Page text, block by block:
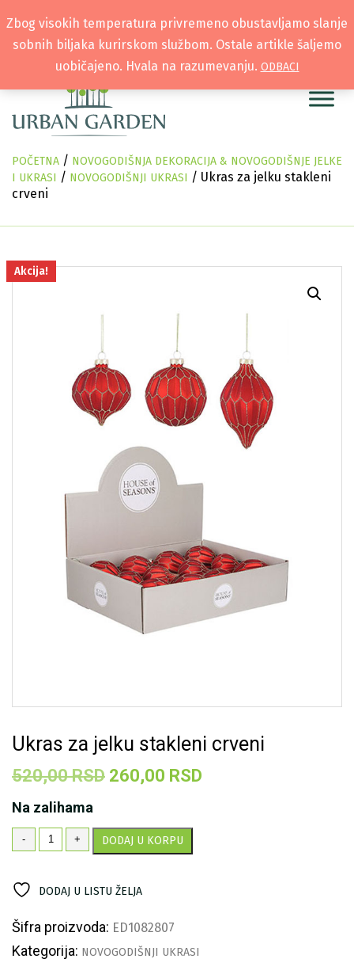
POČETNA / NOVOGODIŠNJA DEKORACIJA & NOVOGODIŠNJE JELKE
I UKRASI / NOVOGODIŠNJI UKRASI / Ukras za jelku stakleni
crveni
Akcija!
Ukras za jelku stakleni crveni
520,00RSD Originalna
bila:
260,00 RSD
Na zalihama
-
Ukras
za
crveni
+ DODAJ U KORPU
DODAJ U LISTU ŽELJA
Šifra proizvoda: ED1082807
Kategorija: NOVOGODIŠNJI UKRASI
Zbog visokih temperatura privremeno obustavljamo slanje
sobnih biljaka kurirskom službom. Ostale artikle šaljemo
uobičajeno. Hvala na razumevanju. ODBACI